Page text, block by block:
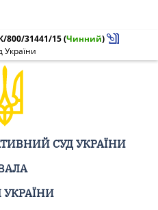
800/31441/15(Чинний)
України
СУД УКРАЇНИ